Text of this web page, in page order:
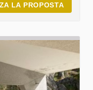
LA PROPOSTA